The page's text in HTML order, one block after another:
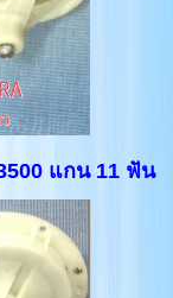
แกน 11 ฟัน